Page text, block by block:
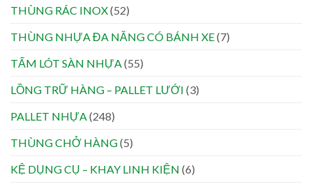
THÙNG RÁC INOX(52)
THÙNG NHỰA ĐA NĂNG CÓ BÁNH XE(7)
TẤM LÓT SÀN NHỰA(55)
LỒNG TRỮ HÀNG – PALLET LƯỚI (3)
PALLET NHỰA(248)
THÙNG CHỞ HÀNG(5)
KỆ DỤNG CỤ – KHAY LINH KIỆN (6)